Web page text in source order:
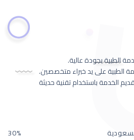
الطبية بجودة عالية.
الطبية على يد خبراء متخصصين.
الخدمة باستخدام تقنية حديثة
30